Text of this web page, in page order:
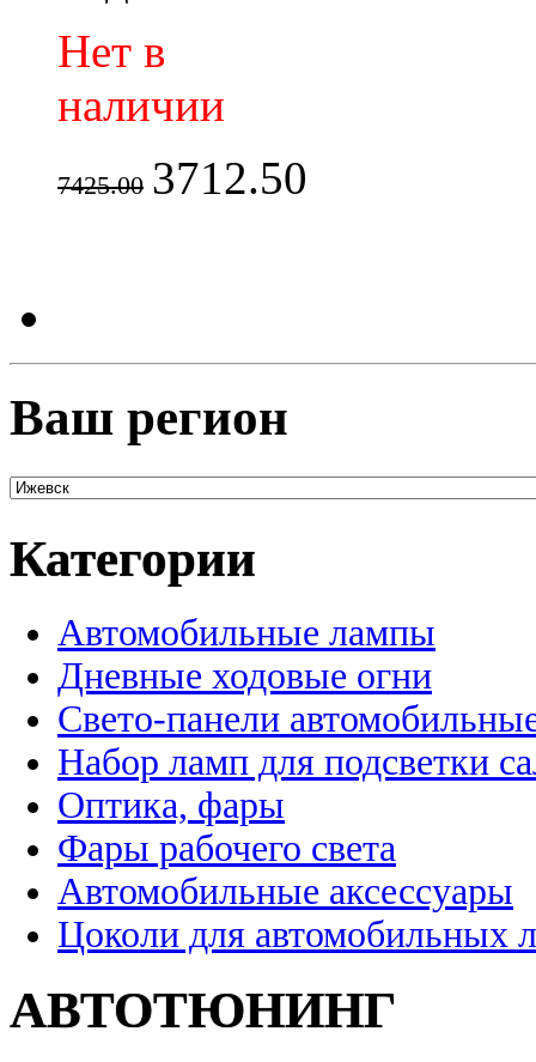
Нет в
наличии
7425.00 3712.50
Ваш регион
Категории
Автомобильные лампы
Дневные ходовые огни
Свето-панели
Набор ламп для подсветки
Оптика, фары
Фары рабочего света
Автомобильные аксессуары
Цоколи для автомобильных
АВТОТЮНИНГ